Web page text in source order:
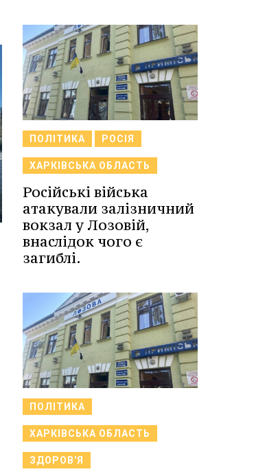
ПОЛІТИКА РОСІЯ
ХАРКІВСЬКА ОБЛАСТЬ
Російські війська
атакували залізничний
вокзал у Лозовій,
внаслідок чого є
загиблі.
ПОЛІТИКА
ХАРКІВСЬКА ОБЛАСТЬ
ЗДОРОВ'Я